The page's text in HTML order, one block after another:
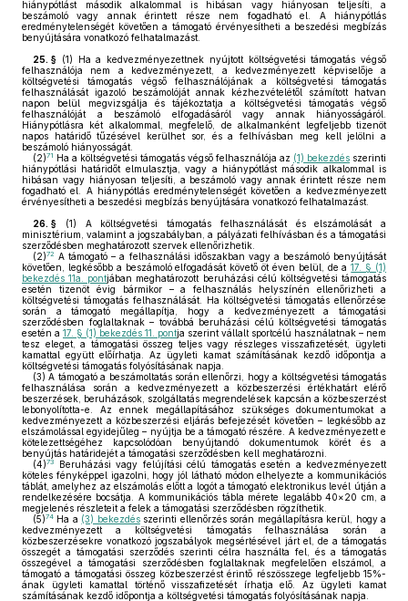
hiánypótlást második alkalommal is hibásan vagy hiányosan teljesíti, a
beszámoló vagy annak érintett része nem fogadható el. A hiánypótlás
eredménytelenségét követően a támogató érvényesítheti a beszedési megbízás
benyújtására vonatkozó felhatalmazást.
25. § (1) Ha a kedvezményezettnek nyújtott költségvetési támogatás végső
felhasználója nem a kedvezményezett, a kedvezményezett képviselője a
költségvetési támogatás végső felhasználójának a költségvetési támogatás
felhasználását igazoló beszámolóját annak kézhezvételétől számított hatvan
napon belül megvizsgálja és tájékoztatja a költségvetési támogatás végső
felhasználóját a beszámoló elfogadásáról vagy annak hiányosságáról.
Hiánypótlásra két alkalommal, megfelelő, de alkalmanként legfeljebb tizenöt
napos határidő tűzésével kerülhet sor, és a felhívásban meg kell jelölni a
beszámoló hiányosságát.
(2)71 Ha a költségvetési támogatás végső felhasználója az (1) bekezdés szerinti
hiánypótlási határidőt elmulasztja, vagy a hiánypótlást második alkalommal is
hibásan vagy hiányosan teljesíti, a beszámoló vagy annak érintett része nem
fogadható el. A hiánypótlás eredménytelenségét követően a kedvezményezett
érvényesítheti a beszedési megbízás benyújtására vonatkozó felhatalmazást.
26. § (1) A költségvetési támogatás felhasználását és elszámolását a
minisztérium, valamint a jogszabályban, a pályázati felhívásban és a támogatási
szerződésben meghatározott szervek ellenőrizhetik.
(2)72 A támogató – a felhasználási időszakban vagy a beszámoló benyújtását
követően, legkésőbb a beszámoló elfogadását követő öt éven belül, de a17. § (1)
bekezdés 11a. pontjában meghatározott beruházási célú költségvetési támogatás
esetén tizenöt évig bármikor – a felhasználás helyszínén ellenőrizheti a
költségvetési támogatás felhasználását. Ha költségvetési támogatás ellenőrzése
során a támogató megállapítja, hogy a kedvezményezett a támogatási
szerződésben foglaltaknak – továbbá beruházási célú költségvetési támogatás
esetén a 17. § (1) bekezdés 11. pontja szerint vállalt sportcélú használatnak – nem
tesz eleget, a támogatási összeg teljes vagy részleges visszafizetését, ügyleti
kamattal együtt előírhatja. Az ügyleti kamat számításának kezdő időpontja a
költségvetési támogatás folyósításának napja.
(3) A támogató a beszámoltatás során ellenőrzi, hogy a költségvetési támogatás
felhasználása során a kedvezményezett a közbeszerzési értékhatárt elérő
beszerzések, beruházások, szolgáltatás megrendelések kapcsán a közbeszerzést
lebonyolította-e. Az ennek megállapításához szükséges dokumentumokat a
kedvezményezett a közbeszerzési eljárás befejezését követően – legkésőbb az
elszámolással egyidejűleg – nyújtja be a támogató részére. A kedvezményezett e
kötelezettségéhez kapcsolódóan benyújtandó dokumentumok körét és a
benyújtás határidejét a támogatási szerződésben kell meghatározni.
(4)73
Beruházási vagy felújítási célú támogatás esetén a kedvezményezett
köteles fényképpel igazolni, hogy jól látható módon elhelyezte a kommunikációs
táblát, amelyhez az elszámolás előtt a logót a támogató elektronikus levél útján a
rendelkezésére bocsátja. A kommunikációs tábla mérete legalább 40×20 cm, a
megjelenés részleteit a felek a támogatási szerződésben rögzíthetik.
(5)74 Ha a (3) bekezdésszerinti ellenőrzés során megállapításra kerül, hogy a
kedvezményezett a költségvetési támogatás felhasználása során a
közbeszerzésekre vonatkozó jogszabályok megsértésével járt el, de a támogatás
összegét a támogatási szerződés szerinti célra használta fel, és a támogatás
összegével a támogatási szerződésben foglaltaknak megfelelően elszámol, a
támogató a támogatási összeg közbeszerzést érintő részösszege legfeljebb 15%-
ának ügyleti kamattal történő visszafizetését írhatja elő. Az ügyleti kamat
számításának kezdő időpontja a költségvetési támogatás folyósításának napja.